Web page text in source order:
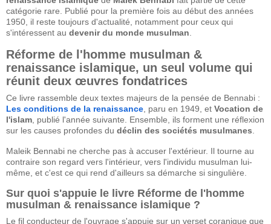
catégorie rare. Publié pour la première fois au début des années
1950, il reste toujours d'actualité, notamment pour ceux qui
s'intéressent au devenir du monde musulman
Réforme de l'homme musulman &
renaissance islamique, un seul volume qui
réunit deux œuvres fondatrices
Ce livre rassemble deux textes majeurs de la pensée de Bennabi :
Les conditions de la renaissance , paru en 1949, et Vocation de
l'islam , publié l'année suivante. Ensemble, ils forment une réflexion
sur les causes profondes du déclin des sociétés musulmanes
Maleik Bennabi ne cherche pas à accuser l'extérieur. Il tourne au
contraire son regard vers l'intérieur, vers l'individu musulman lui-
même, et c'est ce qui rend d'ailleurs sa démarche si singulière.
Sur quoi s'appuie le livre Réforme de l'homme
musulman & renaissance islamique ?
Le fil conducteur de l'ouvrage s'appuie sur un verset coranique que